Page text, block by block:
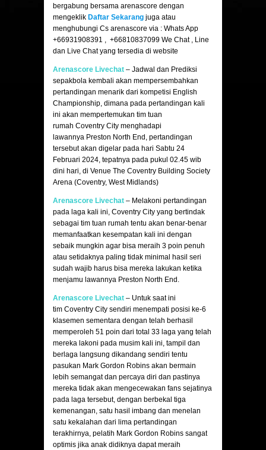
bergabung bersama arenascore dengan
mengeklik Daftar Sekarang juga atau
menghubungi Cs arenascore via : Whats App
+66931908391 , +66810837099 We Chat , Line
dan Live Chat yang tersedia di website
Arenascore Livechat – Jadwal dan Prediksi
sepakbola kembali akan mempersembahkan
pertandingan menarik dari kompetisi English
Championship, dimana pada pertandingan kali
ini akan mempertemukan tim tuan
rumah Coventry City menghadapi
lawannya Preston North End, pertandingan
tersebut akan digelar pada hari Sabtu 24
Februari 2024, tepatnya pada pukul 02.45 wib
dini hari, di Venue The Coventry Building Society
Arena (Coventry, West Midlands)
Arenascore Livechat – Melakoni pertandingan
pada laga kali ini, Coventry City yang bertindak
sebagai tim tuan rumah tentu akan benar-benar
memanfaatkan kesempatan kali ini dengan
sebaik mungkin agar bisa meraih 3 poin penuh
atau setidaknya paling tidak minimal hasil seri
sudah wajib harus bisa mereka lakukan ketika
menjamu lawannya Preston North End.
Arenascore Livechat – Untuk saat ini
tim Coventry City sendiri menempati posisi ke-6
klasemen sementara dengan telah berhasil
memperoleh 51 poin dari total 33 laga yang telah
mereka lakoni pada musim kali ini, tampil dan
berlaga langsung dikandang sendiri tentu
pasukan Mark Gordon Robins akan bermain
lebih semangat dan percaya diri dan pastinya
mereka tidak akan mengecewakan fans sejatinya
pada laga tersebut, dengan berbekal tiga
kemenangan, satu hasil imbang dan menelan
satu kekalahan dari lima pertandingan
terakhirnya, pelatih Mark Gordon Robins sangat
optimis jika anak didiknya dapat meraih